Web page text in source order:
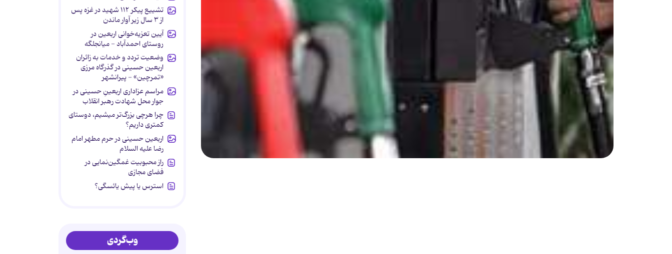
تشییع پیکر ۱۱۲ شهید در غزه پس
از ۳ سال زیر آوار ماندن
آیین تعزیه‌خوانی اربعین در
روستای احمدآباد - میانجلگه
وضعیت تردد و خدمات به زائران
اربعین حسینی در گذرگاه مرزی
«تمرچین» - پیرانشهر
مراسم عزاداری اربعینِ حسینی در
جوار محل شهادت رهبر انقلاب
چرا هرچی بزرگ‌تر میشیم، دوستای
کمتری داریم؟
اربعین حسینی در حرم مطهر امام
رضا علیه السلام
راز محبوبیت غمگین‌نمایی در
فضای مجازی
استرس یا پیش یائسگی؟
وب‌گردی